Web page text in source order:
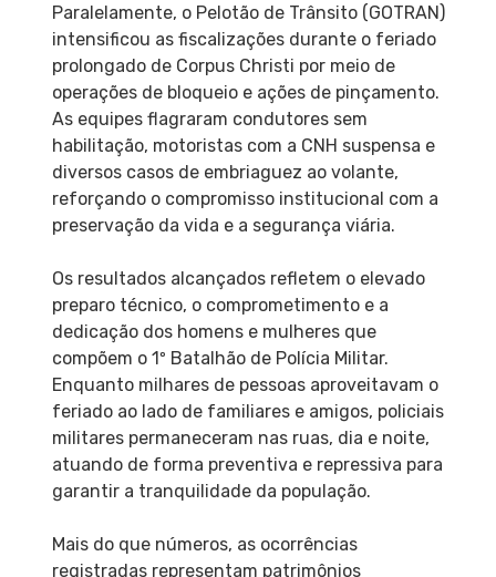
Paralelamente, o Pelotão de Trânsito (GOTRAN)
intensificou as fiscalizações durante o feriado
prolongado de Corpus Christi por meio de
operações de bloqueio e ações de pinçamento.
As equipes flagraram condutores sem
habilitação, motoristas com a CNH suspensa e
diversos casos de embriaguez ao volante,
reforçando o compromisso institucional com a
preservação da vida e a segurança viária.
Os resultados alcançados refletem o elevado
preparo técnico, o comprometimento e a
dedicação dos homens e mulheres que
compõem o 1º Batalhão de Polícia Militar.
Enquanto milhares de pessoas aproveitavam o
feriado ao lado de familiares e amigos, policiais
militares permaneceram nas ruas, dia e noite,
atuando de forma preventiva e repressiva para
garantir a tranquilidade da população.
Mais do que números, as ocorrências
registradas representam patrimônios